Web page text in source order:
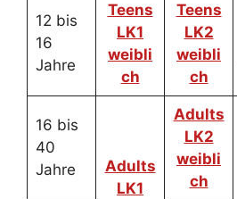
12 bis
16
Jahre
Teens
LK1
weibli
ch
Teens
LK2
weibli
ch
16 bis
40
Jahre
Adults
LK1
Adults
LK2
weibli
ch